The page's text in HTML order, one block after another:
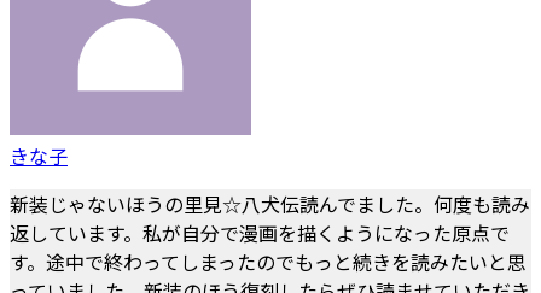
きな子
新装じゃないほうの里見☆八犬伝読んでました。何度も読み
返しています。私が自分で漫画を描くようになった原点で
す。途中で終わってしまったのでもっと続きを読みたいと思